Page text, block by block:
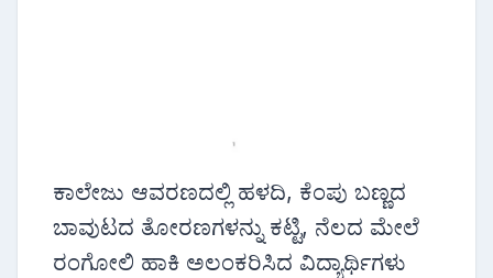
ಕಾಲೇಜು ಆವರಣದಲ್ಲಿ ಹಳದಿ, ಕೆಂಪು ಬಣ್ಣದ
ಬಾವುಟದ ತೋರಣಗಳನ್ನು ಕಟ್ಟಿ, ನೆಲದ ಮೇಲೆ
ರಂಗೋಲಿ ಹಾಕಿ ಅಲಂಕರಿಸಿದ ವಿದ್ಯಾರ್ಥಿಗಳು